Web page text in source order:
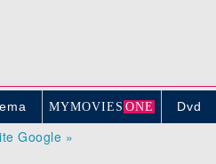
MYMOVIE S ONE Dvd
Google »